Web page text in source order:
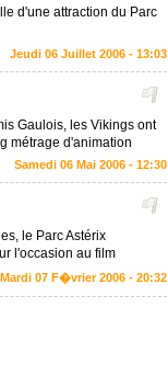
d'une attraction du Parc
Jeudi 06 Juillet 2006 - 13:03
Gaulois, les Vikings ont
métrage d'animation
Samedi 06 Mai 2006 - 12:30
le Parc Astérix
l'occasion au film
Mardi 07 F�vrier 2006 - 20:32